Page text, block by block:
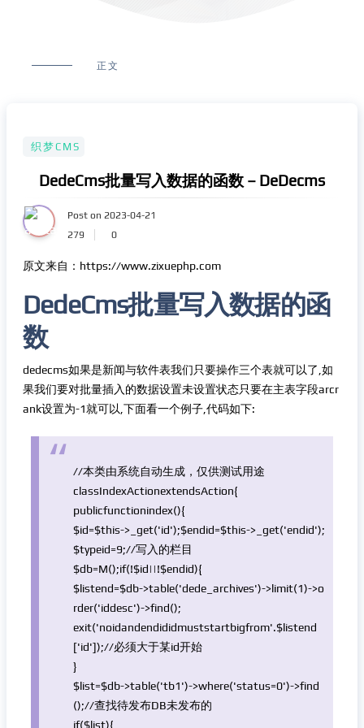
正文
织梦CMS
DedeCms批量写入数据的函数 – DeDecms
Post on 2023-04-21
279
0
原文来自：https://www.zixuephp.com
DedeCms批量写入数据的函
数
dedecms如果是新闻与软件表我们只要操作三个表就可以了,如
果我们要对批量插入的数据设置未设置状态只要在主表字段arcr
ank设置为-1就可以,下面看一个例子,代码如下:
//本类由系统自动生成，仅供测试用途
classIndexActionextendsAction{
publicfunctionindex(){
$id=$this->_get('id');$endid=$this->_get('endid');
$typeid=9;//写入的栏目
$db=M();if(!$id||!$endid){
$listend=$db->table('dede_archives')->limit(1)->o
rder('iddesc')->find();
exit('noidandendididmuststartbigfrom'.$listend
['id']);//必须大于某id开始
}
$list=$db->table('tb1')->where('status=0')->find
();//查找待发布DB未发布的
if($list){